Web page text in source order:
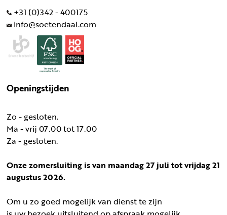
+31 (0)342 - 400175
info@soetendaal.com
Openingstijden
Zo - gesloten.
Ma - vrij 07.00 tot 17.00
Za - gesloten.
Onze zomersluiting is van maandag 27 juli tot vrijdag 21
augustus 2026.
Om u zo goed mogelijk van dienst te zijn